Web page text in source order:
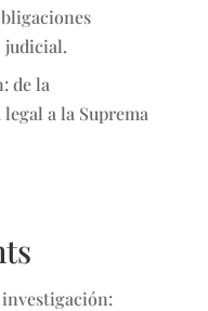
judicial.
de la
a la Suprema
investigación: